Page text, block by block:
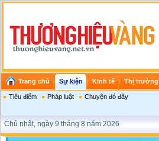
Trang chủ Sự kiện Kinh tế Thị trường
Tiêu điểm Pháp luật Chuyện đó đây
Chủ nhật, ngày 9 tháng 8 năm 2026